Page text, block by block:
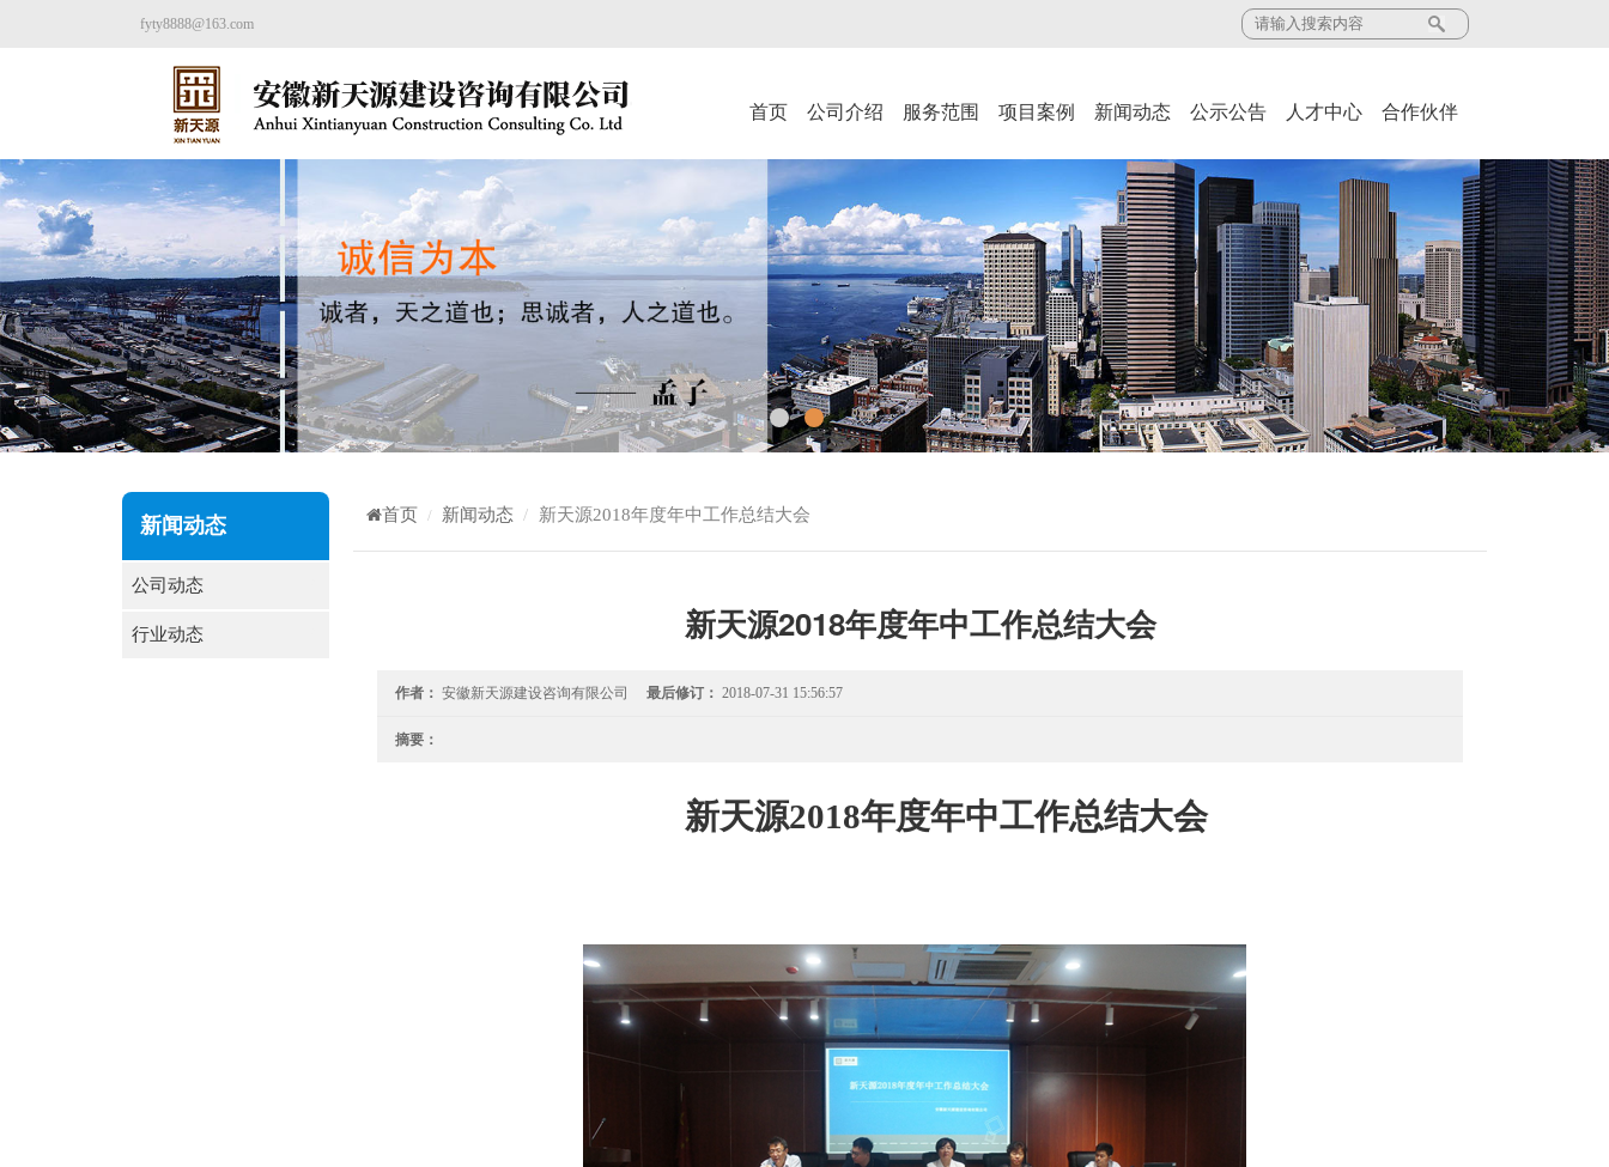
fyty8888@163.com
首页 公司介绍 服务范围 项目案例 新闻动态 公示公告 人才中心 合作伙伴
新闻动态
公司动态
行业动态
首页 新闻动态 新天源2018年度年中工作总结大会
新天源2018年度年中工作总结大会
作者： 安徽新天源建设咨询有限公司 最后修订： 2018-07-31 15:56:57
摘要：
新天源2018年度年中工作总结大会